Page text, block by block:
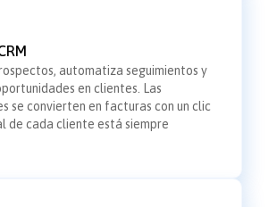
automatiza seguimientos y
en clientes. Las
se convierten en facturas con un clic
de cada cliente está siempre